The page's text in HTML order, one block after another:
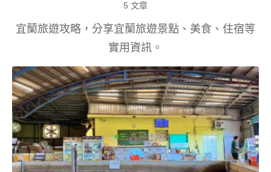
5 文章
宜蘭旅遊攻略，分享宜蘭旅遊景點、美食、住宿等
實用資訊。